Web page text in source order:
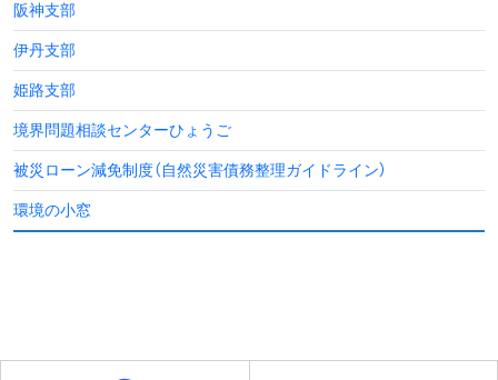
阪神支部
伊丹支部
姫路支部
境界問題相談センターひょうご
被災ローン減免制度（自然災害債務整理ガイドライン）
環境の小窓